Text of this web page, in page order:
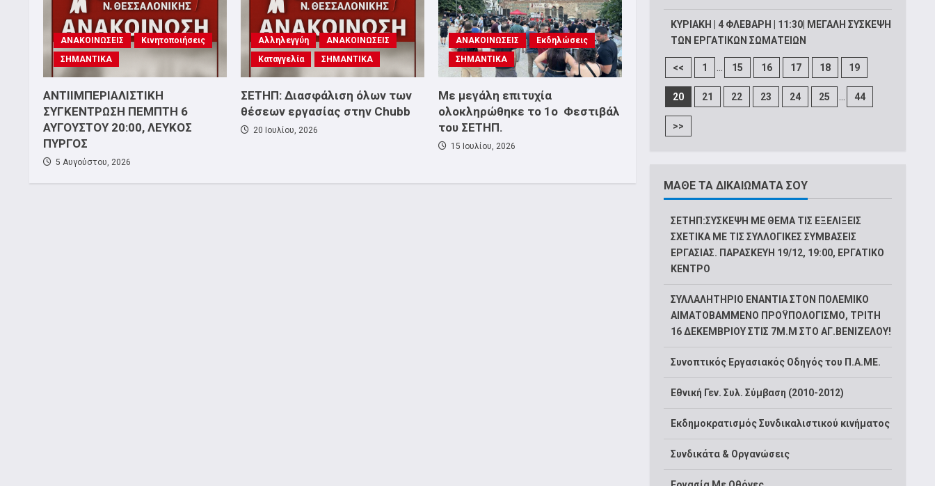
ΑΝΑΚΟΙΝΩΣΕΙΣ
Κινητοποιήσεις
ΣΗΜΑΝΤΙΚΑ
ΑΝΤΙΙΜΠΕΡΙΑΛΙΣΤΙΚΗ
ΣΥΓΚΕΝΤΡΩΣΗ ΠΕΜΠΤΗ 6
ΑΥΓΟΥΣΤΟΥ 20:00, ΛΕΥΚΟΣ
ΠΥΡΓΟΣ
5 Αυγούστου, 2026
Αλληλεγγύη
ΑΝΑΚΟΙΝΩΣΕΙΣ
Καταγγελία
ΣΗΜΑΝΤΙΚΑ
ΣΕΤΗΠ: Διασφάλιση όλων των
θέσεων εργασίας στην Chubb
20 Ιουλίου, 2026
ΑΝΑΚΟΙΝΩΣΕΙΣ
Εκδηλώσεις
ΣΗΜΑΝΤΙΚΑ
Με μεγάλη επιτυχία
ολοκληρώθηκε το 1ο Φεστιβάλ
του ΣΕΤΗΠ.
15 Ιουλίου, 2026
ΚΥΡΙΑΚΗ | 4 ΦΛΕΒΑΡΗ | 11:30| ΜΕΓΑΛΗ ΣΥΣΚΕΨΗ
ΤΩΝ ΕΡΓΑΤΙΚΩΝ ΣΩΜΑΤΕΙΩΝ
<< 1 15 16 17 18 19
20 21 22 23 24 25 44
>>
ΜΑΘΕ ΤΑ ΔΙΚΑΙΩΜΑΤΑ ΣΟΥ
ΣΕΤΗΠ:ΣΥΣΚΕΨΗ ΜΕ ΘΕΜΑ ΤΙΣ ΕΞΕΛΙΞΕΙΣ
ΣΧΕΤΙΚΑ ΜΕ ΤΙΣ ΣΥΛΛΟΓΙΚΕΣ ΣΥΜΒΑΣΕΙΣ
ΕΡΓΑΣΙΑΣ. ΠΑΡΑΣΚΕΥΗ 19/12, 19:00, ΕΡΓΑΤΙΚΟ
ΚΕΝΤΡΟ
ΣΥΛΛΑΛΗΤΗΡΙΟ ΕΝΑΝΤΙΑ ΣΤΟΝ ΠΟΛΕΜΙΚΟ
ΑΙΜΑΤΟΒΑΜΜΕΝΟ ΠΡΟΫΠΟΛΟΓΙΣΜΟ, ΤΡΙΤΗ
16 ΔΕΚΕΜΒΡΙΟΥ ΣΤΙΣ 7Μ.Μ ΣΤΟ ΑΓ.ΒΕΝΙΖΕΛΟΥ!
Συνοπτικός Εργασιακός Οδηγός του Π.Α.ΜΕ.
Εθνική Γεν. Συλ. Σύμβαση (2010-2012)
Εκδημοκρατισμός Συνδικαλιστικού κινήματος
Συνδικάτα & Οργανώσεις